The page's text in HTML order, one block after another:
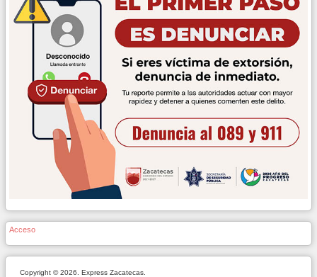
Acceso
Copyright © 2026. Express Zacatecas.